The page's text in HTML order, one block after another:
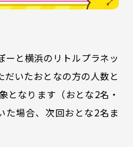
ーと横浜のリトルプラネッ
だいたおとなの方の人数と
となります（おとな2名・
た場合、次回おとな2名ま